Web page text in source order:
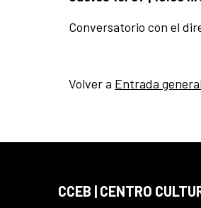
Conversatorio con el
Volver a Entrada
CCEB | CENTRO